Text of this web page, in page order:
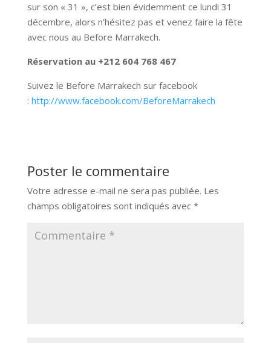
sur son « 31 », c’est bien évidemment ce lundi 31
décembre, alors n’hésitez pas et venez faire la fête
avec nous au Before Marrakech.
Réservation au +212 604 768 467
Suivez le Before Marrakech sur facebook
: http://www.facebook.com/BeforeMarrakech
Poster le commentaire
Votre adresse e-mail ne sera pas publiée. Les
champs obligatoires sont indiqués avec *